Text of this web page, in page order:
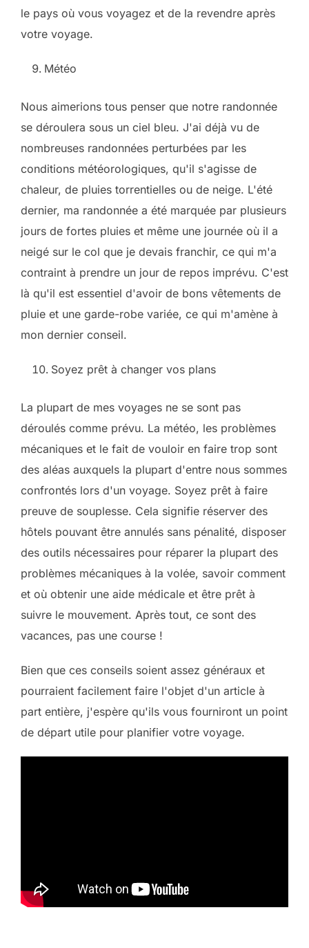
le pays où vous voyagez et de la revendre après
votre voyage.
Météo
Nous aimerions tous penser que notre randonnée
se déroulera sous un ciel bleu. J'ai déjà vu de
nombreuses randonnées perturbées par les
conditions météorologiques, qu'il s'agisse de
chaleur, de pluies torrentielles ou de neige. L'été
dernier, ma randonnée a été marquée par plusieurs
jours de fortes pluies et même une journée où il a
neigé sur le col que je devais franchir, ce qui m'a
contraint à prendre un jour de repos imprévu. C'est
là qu'il est essentiel d'avoir de bons vêtements de
pluie et une garde-robe variée, ce qui m'amène à
mon dernier conseil.
Soyez prêt à changer vos plans
La plupart de mes voyages ne se sont pas
déroulés comme prévu. La météo, les problèmes
mécaniques et le fait de vouloir en faire trop sont
des aléas auxquels la plupart d'entre nous sommes
confrontés lors d'un voyage. Soyez prêt à faire
preuve de souplesse. Cela signifie réserver des
hôtels pouvant être annulés sans pénalité, disposer
des outils nécessaires pour réparer la plupart des
problèmes mécaniques à la volée, savoir comment
et où obtenir une aide médicale et être prêt à
suivre le mouvement. Après tout, ce sont des
vacances, pas une course !
Bien que ces conseils soient assez généraux et
pourraient facilement faire l'objet d'un article à
part entière, j'espère qu'ils vous fourniront un point
de départ utile pour planifier votre voyage.